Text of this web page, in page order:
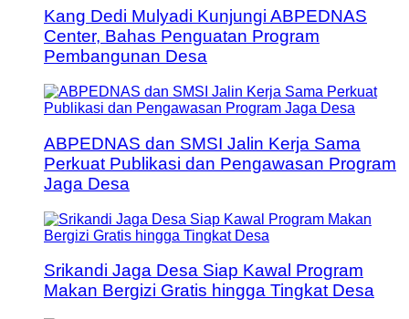
Kang Dedi Mulyadi Kunjungi ABPEDNAS
Center, Bahas Penguatan Program
Pembangunan Desa
ABPEDNAS dan SMSI Jalin Kerja Sama
Perkuat Publikasi dan Pengawasan Program
Jaga Desa
Srikandi Jaga Desa Siap Kawal Program
Makan Bergizi Gratis hingga Tingkat Desa